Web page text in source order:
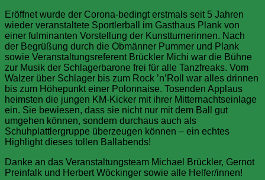
Eröffnet wurde der Corona-bedingt erstmals seit 5 Jahren
wieder veranstaltete Sportlerball im Gasthaus Plank von
einer fulminanten Vorstellung der Kunstturnerinnen. Nach
der Begrüßung durch die Obmänner Pummer und Plank
sowie Veranstaltungsreferent Brückler Michi war die Bühne
zur Musik der Schlagerbarone frei für alle Tanzfreaks. Vom
Walzer über Schlager bis zum Rock ’n’Roll war alles drinnen
bis zum Höhepunkt einer Polonnaise. Tosenden Applaus
heimsten die jungen KM-Kicker mit ihrer Mitternachtseinlage
ein. Sie bewiesen, dass sie nicht nur mit dem Ball gut
umgehen können, sondern durchaus auch als
Schuhplattlergruppe überzeugen können – ein echtes
Highlight dieses tollen Ballabends!
Danke an das Veranstaltungsteam Michael Brückler, Gernot
Preinfalk und Herbert Wöckinger sowie alle Helfer/innen!